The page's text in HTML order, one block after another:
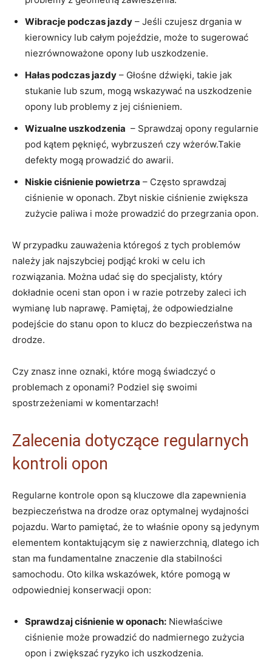
Wibracje podczas jazdy – ‌Jeśli czujesz drgania w
kierownicy lub całym pojeździe, może to ⁣sugerować
‌niezrównoważone opony lub uszkodzenie.
Hałas podczas jazdy – Głośne dźwięki, takie jak
‌stukanie lub szum, mogą wskazywać na uszkodzenie
opony lub problemy z jej ⁢ciśnieniem.
Wizualne uszkodzenia ‌ –​ Sprawdzaj ‍opony regularnie
pod kątem pęknięć, wybrzuszeń czy ⁢wżerów.Takie
defekty ⁣mogą prowadzić do awarii.
Niskie ciśnienie ‍powietrza – Często sprawdzaj
ciśnienie w oponach. Zbyt niskie ciśnienie zwiększa
zużycie paliwa ⁤i ⁢może prowadzić do ‍przegrzania⁤ opon.
W przypadku zauważenia któregoś z tych‍ problemów
należy jak najszybciej podjąć kroki w celu ich
rozwiązania. Można ⁣udać się do⁣ specjalisty, który⁣
dokładnie ⁢oceni stan​ opon i w razie potrzeby zaleci ich
wymianę lub naprawę. ‍Pamiętaj, że odpowiedzialne
podejście ‍do stanu opon to⁤ klucz ⁢do bezpieczeństwa na ​
drodze.
Czy znasz inne oznaki, które mogą świadczyć o
problemach⁢ z oponami? Podziel się swoimi
spostrzeżeniami ⁤w komentarzach!
Zalecenia ‍dotyczące regularnych
kontroli opon
Regularne kontrole opon są kluczowe dla zapewnienia
bezpieczeństwa na‌ drodze oraz optymalnej wydajności
pojazdu. ⁢Warto pamiętać, że to właśnie opony są jedynym
elementem kontaktującym się z‍ nawierzchnią, dlatego‍ ich
stan⁣ ma fundamentalne znaczenie dla stabilności​
samochodu. Oto ‌kilka‌ wskazówek,‌ które pomogą w
odpowiedniej konserwacji opon:
Sprawdzaj ciśnienie w oponach: Niewłaściwe
ciśnienie może prowadzić do nadmiernego ⁤zużycia⁢
opon i zwiększać ryzyko⁣ ich uszkodzenia.